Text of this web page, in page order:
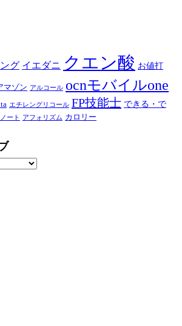
グ イエダニ クエン酸 お値打
マゾン アルコール ocnモバイルone
エチレングリコール FP技能士 できる・で
ート アフォリズム カロリー